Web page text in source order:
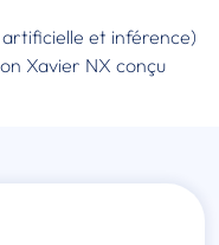
et inférence)
Xavier NX conçu